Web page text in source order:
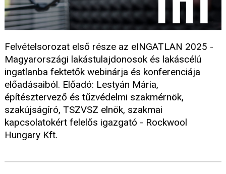
Felvételsorozat első része az eINGATLAN 2025 -
Magyarországi lakástulajdonosok és lakáscélú
ingatlanba fektetők webinárja és konferenciája
előadásaiból. Előadó: Lestyán Mária,
építésztervező és tűzvédelmi szakmérnök,
szakújságíró, TSZVSZ elnök, szakmai
kapcsolatokért felelős igazgató - Rockwool
Hungary Kft.